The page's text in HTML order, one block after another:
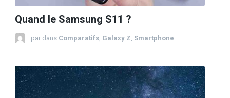
Quand le Samsung S11 ?
par dans Comparatifs Galaxy Z Smartphone